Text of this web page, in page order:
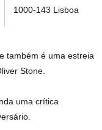
1000-143 Lisboa
também é uma estreia
Stone.
uma crítica